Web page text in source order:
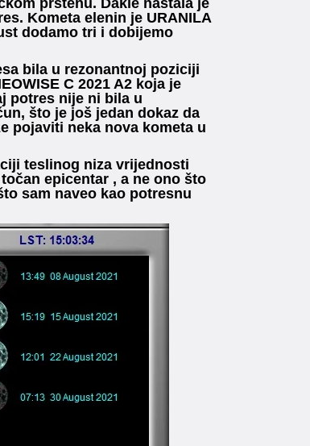
prstenu. Dakle nastala je
Kometa elenin je URANILA
dodamo tri i dobijemo
bila u rezonantnoj poziciji
C 2021 A2 koja je
potres nije ni bila u
što je još jedan dokaz da
pojaviti neka nova kometa u
teslinog niza vrijednosti
epicentar , a ne ono što
sam naveo kao potresnu